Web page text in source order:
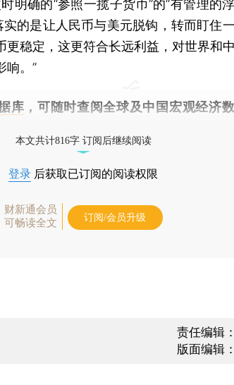
明确的“参照一揽子货币”的“有管理的
实的是让人民币与美元脱钩，转而盯住
更稳定，这更符合长远利益，对世界和
响。”
库 ，可随时查阅全球及中国宏观经济
本文共计816字 订阅后继续阅读
登录 后获取已订阅的阅读权限
财新通会员
可畅读全文
订阅/会员升级
责任编辑
版面编辑